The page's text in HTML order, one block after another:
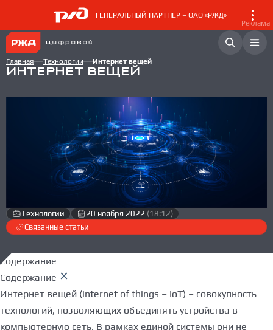
ГЕНЕРАЛЬНЫЙ ПАРТНЕР – ОАО «РЖД»
Реклама
Главная Технологии Интернет вещей
ИНТЕРНЕТ ВЕЩЕЙ
Технологии 20 ноября 2022 (18:12)
Связанные статьи
Содержание
Содержание
Интернет вещей (internet of things – IoT) – совокупность
технологий, позволяющих объединять устройства в
компьютерную сеть. В рамках единой системы они не